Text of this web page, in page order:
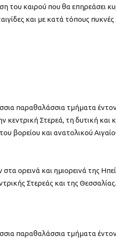
του καιρού που θα επηρεάσει
και με κατά τόπους πυκνές
παραθαλάσσια τμήματα
Στερεά, τη δυτική και
βορείου και ανατολικού
ορεινά και ημιορεινά της
Στερεάς και της Θεσσαλίας.
παραθαλάσσια τμήματα